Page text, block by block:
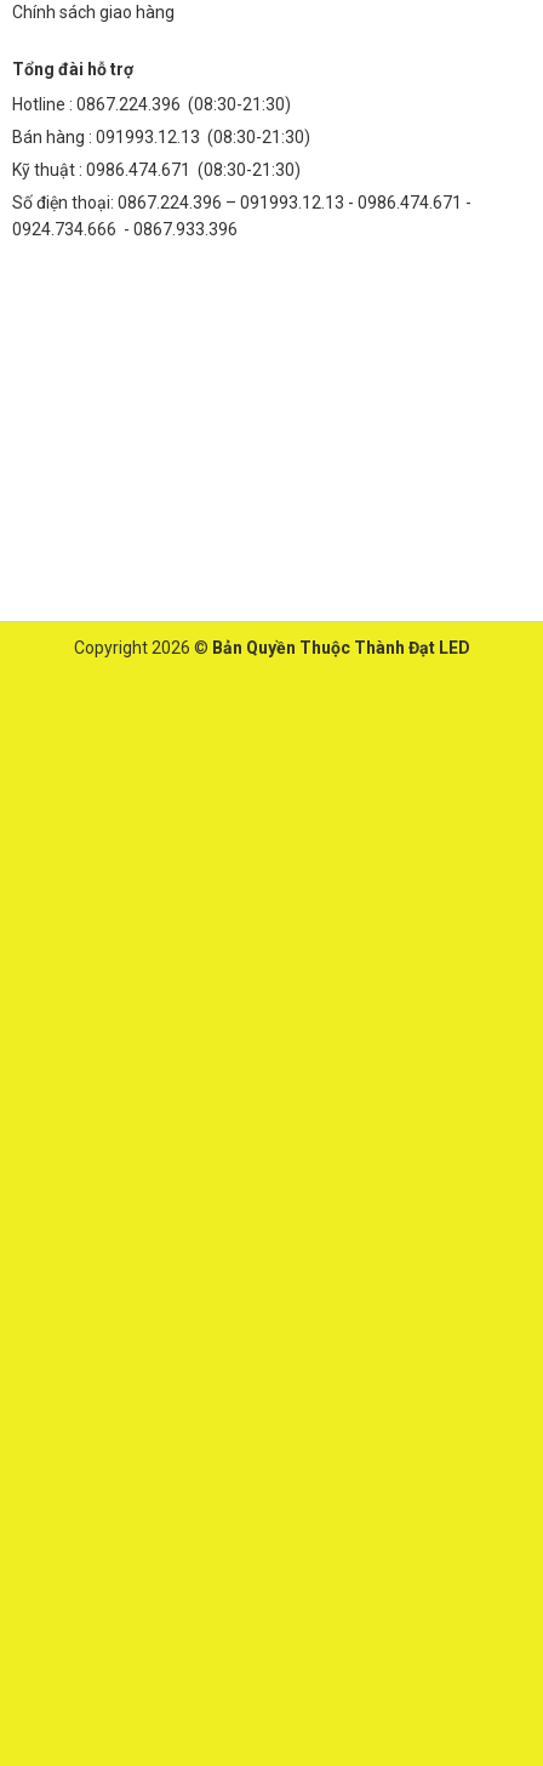
Chính sách giao hàng
Tổng đài hỗ trợ
Hotline : 0867.224.396 (08:30-21:30)
Bán hàng : 091993.12.13 (08:30-21:30)
Kỹ thuật : 0986.474.671 (08:30-21:30)
Số điện thoại: 0867.224.396 – 091993.12.13 - 0986.474.671 -
0924.734.666 - 0867.933.396
Copyright 2026 © Bản Quyền Thuộc Thành Đạt LED